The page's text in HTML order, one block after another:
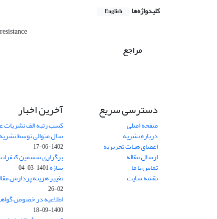
کلیدواژه‌ها English
مراجع
دسترسی سریع
صفحه اصلی
درباره نشریه
اعضای هیات تحریریه
ارسال مقاله
تماس با ما
نقشه سایت
آخرین اخبار
کسب رتبه الف نشریات
سال متوالی توسط
1402-06-17
برگزاری ششمین
سازه1401-03-04
تغییر هزینه پردازش
02-26
اطلاعیه در خصوص
1400-09-18